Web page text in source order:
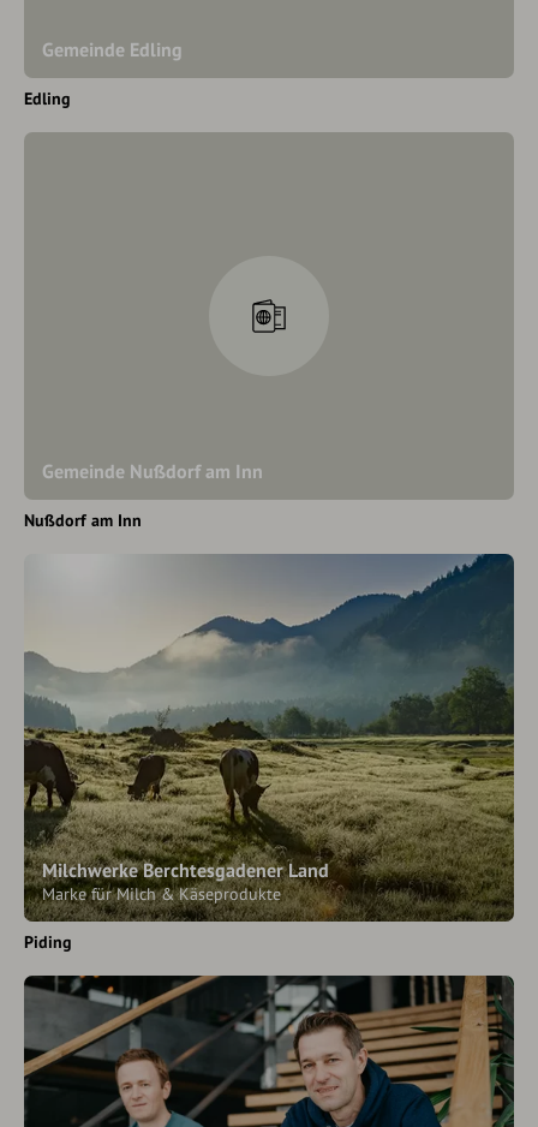
Gemeinde Edling
Edling
Gemeinde Nußdorf am Inn
Nußdorf am Inn
Milchwerke Berchtesgadener Land
Marke für Milch & Käseprodukte
Piding